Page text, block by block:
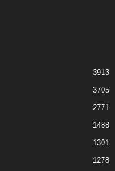
3913
3705
2771
1488
1301
1278